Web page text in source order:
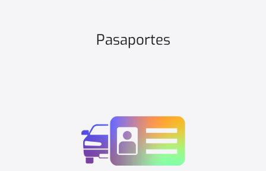
Pasaportes